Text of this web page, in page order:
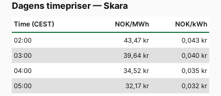
Dagens timepriser—Skara
Time (CEST) NOK/MWh NOK/kWh
02:00 43,47 kr
0,043 kr
03:00 39,64 kr
0,040 kr
04:00 34,52 kr
0,035 kr
05:00 32,17 kr
0,032 kr